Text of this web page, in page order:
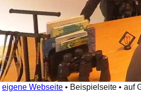
eigene Webseite • Beispielseite • auf